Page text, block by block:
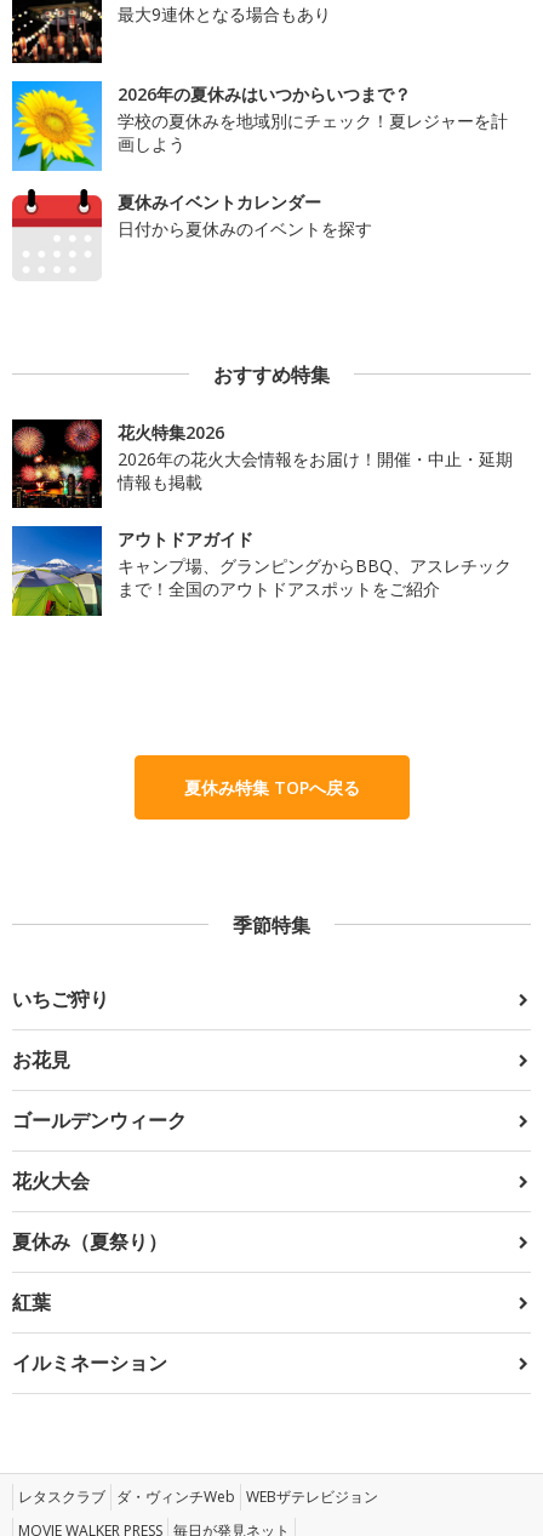
最大9連休となる場合もあり
2026年の夏休みはいつからいつまで？
学校の夏休みを地域別にチェック！夏レジャーを計
画しよう
夏休みイベントカレンダー
日付から夏休みのイベントを探す
おすすめ特集
花火特集2026
2026年の花火大会情報をお届け！開催・中止・延期
情報も掲載
アウトドアガイド
キャンプ場、グランピングからBBQ、アスレチック
まで！全国のアウトドアスポットをご紹介
夏休み特集 TOPへ戻る
季節特集
いちご狩り
お花見
ゴールデンウィーク
花火大会
夏休み（夏祭り）
紅葉
イルミネーション
レタスクラブ ダ・ヴィンチWeb WEBザテレビジョン
MOVIE WALKER PRESS 毎日が発見ネット